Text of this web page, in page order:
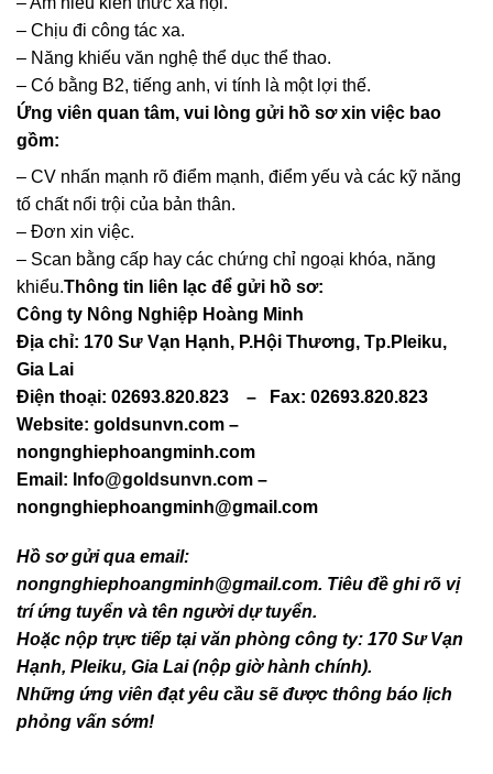
– Chịu đi công tác xa.
– Năng khiếu văn nghệ thể dục thể thao.
– Có bằng B2, tiếng anh, vi tính là một lợi thế.
Ứng viên quan tâm, vui lòng gửi hồ sơ xin việc bao
gồm:
– CV nhấn mạnh rõ điểm mạnh, điểm yếu và các kỹ năng
tố chất nổi trội của bản thân.
– Đơn xin việc.
– Scan bằng cấp hay các chứng chỉ ngoại khóa, năng
khiểu.Thông tin liên lạc để gửi hồ sơ:
Công ty Nông Nghiệp Hoàng Minh
Địa chỉ: 170 Sư Vạn Hạnh, P.Hội Thương, Tp.Pleiku,
Gia Lai
Điện thoại: 02693.820.823 –
Fax: 02693.820.823
Website: goldsunvn.com –
nongnghiephoangminh.com
Email: Info@goldsunvn.com –
nongnghiephoangminh@gmail.com
Hồ sơ gửi qua email:
nongnghiephoangminh@gmail.com. Tiêu đề ghi rõ vị
trí ứng tuyển và tên người dự tuyển.
Hoặc nộp trực tiếp tại văn phòng công ty: 170 Sư Vạn
Hạnh, Pleiku, Gia Lai (nộp giờ hành chính).
Những ứng viên đạt yêu cầu sẽ được thông báo lịch
phỏng vấn sớm!